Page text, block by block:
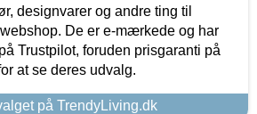
designvarer og andre ting til
De er e-mærkede og har
Trustpilot, foruden prisgaranti på
at se deres udvalg.
på TrendyLiving.dk